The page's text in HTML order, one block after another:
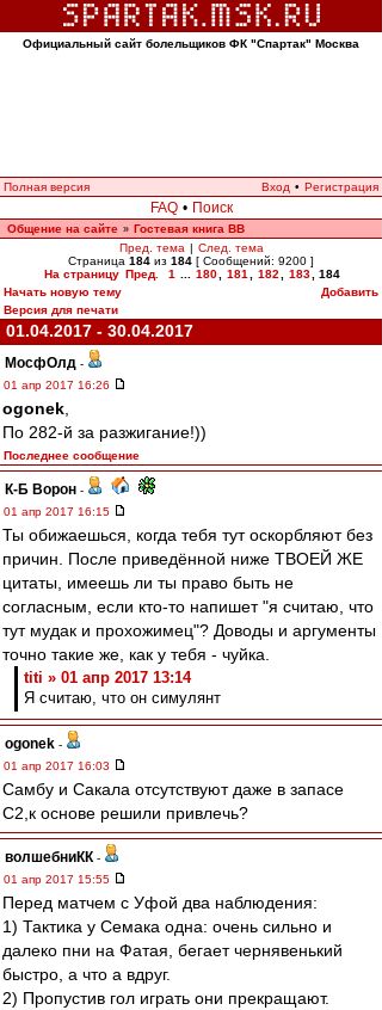
Официальный сайт болельщиков ФК "Спартак" Москва
Полная версия Вход • Регистрация
FAQ • Поиск
Общение на сайте » Гостевая книга ВВ
Пред. тема | След. тема
Страница 184 из 184 [ Сообщений: 9200 ]
На страницу Пред. 1 180 181 182 183
184
Начать новую тему
Добавить
Версия для печати
01.04.2017 - 30.04.2017
МосфОлд -
01 апр 2017 16:26
ogonek
По 282-й за разжигание!))
Последнее сообщение
К-Б Ворон -
01 апр 2017 16:15
Ты обижаешься, когда тебя тут оскорбляют без
причин. После приведённой ниже ТВОЕЙ ЖЕ
цитаты, имеешь ли ты право быть не
согласным, если кто-то напишет "я считаю, что
тут мудак и прохожимец"? Доводы и аргументы
точно такие же, как у тебя - чуйка.
titi » 01 апр 2017 13:14
Я считаю, что он симулянт
ogonek -
01 апр 2017 16:03
Самбу и Сакала отсутствуют даже в запасе
С2,к основе решили привлечь?
волшебниКК -
01 апр 2017 15:55
Перед матчем с Уфой два наблюдения:
1) Тактика у Семака одна: очень сильно и
далеко пни на Фатая, бегает чернявенький
быстро, а что а вдруг.
2) Пропустив гол играть они прекращают.